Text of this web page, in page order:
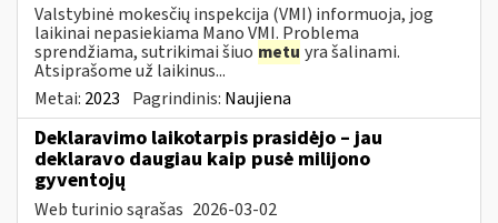
Valstybinė mokesčių inspekcija (VMI) informuoja, jog
laikinai nepasiekiama Mano VMI. Problema
sprendžiama, sutrikimai šiuo metu yra šalinami.
Atsiprašome už laikinus...
Metai: 2023 Pagrindinis: Naujiena
Deklaravimo laikotarpis prasidėjo – jau
deklaravo daugiau kaip pusė milijono
gyventojų
Web turinio sąrašas 2026-03-02